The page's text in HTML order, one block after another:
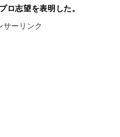
ロ志望を表明した。
サーリンク